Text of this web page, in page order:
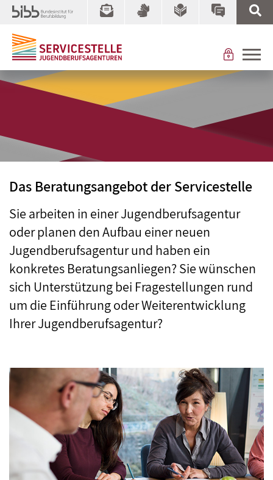
Das Beratungsangebot der Servicestelle
Sie arbeiten in einer Jugendberufsagentur
oder planen den Aufbau einer neuen
Jugendberufsagentur und haben ein
konkretes Beratungsanliegen? Sie wünschen
sich Unterstützung bei Fragestellungen rund
um die Einführung oder Weiterentwicklung
Ihrer Jugendberufsagentur?